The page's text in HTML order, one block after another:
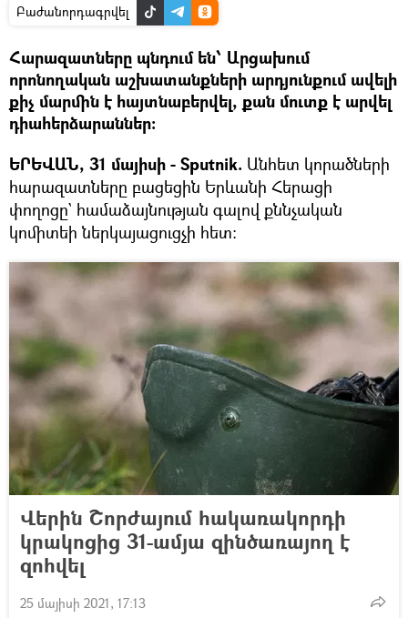
Բաժանորդագրվել
Հարազատները պնդում են՝ Արցախում
որոնողական աշխատանքների արդյունքում ավելի
քիչ մարմին է հայտնաբերվել, քան մուտք է արվել
դիահերձարաններ։
ԵՐԵՎԱՆ, 31 մայիսի - Sputnik. Անհետ կորածների
հարազատները բացեցին Երևանի Հերացի
փողոցը` համաձայնության գալով քննչական
կոմիտեի ներկայացուցչի հետ։
Վերին Շորժայում հակառակորդի
կրակոցից 31-ամյա զինծառայող է
զոհվել
25 մայիսի 2021, 17:13